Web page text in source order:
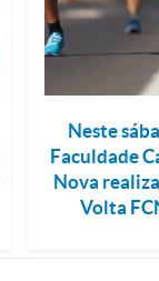
Neste
Faculdade
Nova
Volta